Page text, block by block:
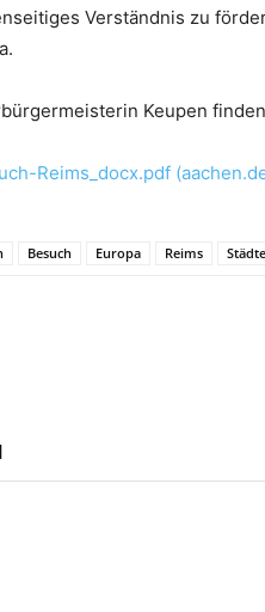
Verständnis zu
Keupen
Reims_docx.pdf
Besuch Europa Reims